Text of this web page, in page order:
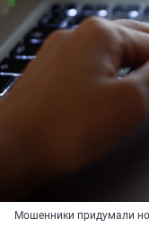
Мошенники придумали